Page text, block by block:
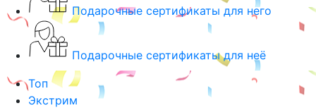
Подарочные сертификаты для него
Подарочные сертификаты для неё
Топ
Экстрим